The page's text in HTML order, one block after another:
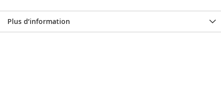
Plus d’information